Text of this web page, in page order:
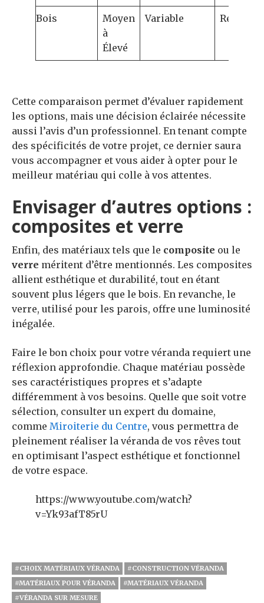
Bois
Moyen
à
Élevé
Variable Régulier
Cette comparaison permet d’évaluer rapidement
les options, mais une décision éclairée nécessite
aussi l’avis d’un professionnel. En tenant compte
des spécificités de votre projet, ce dernier saura
vous accompagner et vous aider à opter pour le
meilleur matériau qui colle à vos attentes.
Envisager d’autres options :
composites et verre
Enfin, des matériaux tels que le composite ou le
verre méritent d’être mentionnés. Les composites
allient esthétique et durabilité, tout en étant
souvent plus légers que le bois. En revanche, le
verre, utilisé pour les parois, offre une luminosité
inégalée.
Faire le bon choix pour votre véranda requiert une
réflexion approfondie. Chaque matériau possède
ses caractéristiques propres et s’adapte
différemment à vos besoins. Quelle que soit votre
sélection, consulter un expert du domaine,
comme Miroiterie du Centre, vous permettra de
pleinement réaliser la véranda de vos rêves tout
en optimisant l’aspect esthétique et fonctionnel
de votre espace.
https://www.youtube.com/watch?
v=Yk93afT85rU
#CHOIX MATÉRIAUX VÉRANDA
#CONSTRUCTION VÉRANDA
#MATÉRIAUX POUR VÉRANDA
#MATÉRIAUX VÉRANDA
#VÉRANDA SUR MESURE